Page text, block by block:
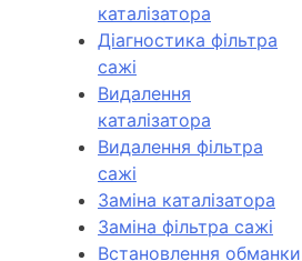
каталізатора
Діагностика фільтра
сажі
Видалення
каталізатора
Видалення фільтра
сажі
Заміна каталізатора
Заміна фільтра сажі
Встановлення обманки